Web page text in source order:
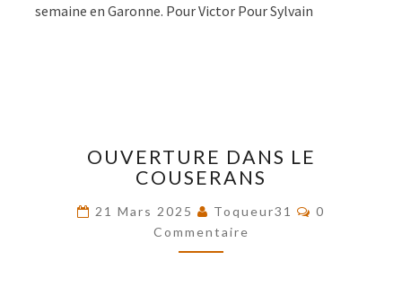
semaine en Garonne. Pour Victor Pour Sylvain
DANS
LE
OUVERTURE DANS LE
COUSERANS
21 Mars 2025 Toqueur31
0
Commentaire